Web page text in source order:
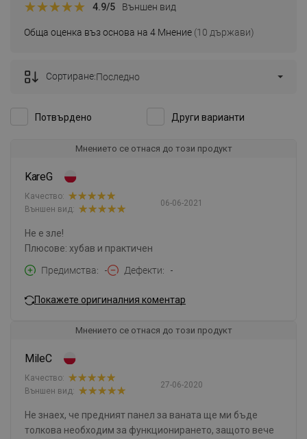
Обща оценка въз основа на 4 Мнение (10 държави)
4.9/5 Външен вид
Потвърдено Други варианти
Сортиране:Последно
Мнението се отнася до този продукт
KareG
06-06-2021
Качество:
Външен вид:
Не е зле!
Плюсове: хубав и практичен
Предимства
- Дефекти -
Покажете оригиналния коментар
Мнението се отнася до този продукт
MileC
27-06-2020
Качество:
Външен вид:
Не знаех, че предният панел за ваната ще ми бъде
толкова необходим за функционирането, защото вече